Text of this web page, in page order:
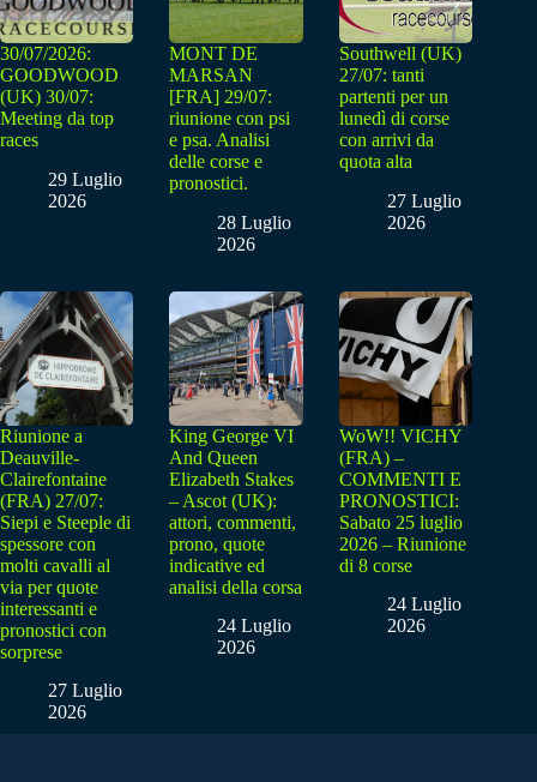
30/07/2026:
GOODWOOD
(UK) 30/07:
Meeting da top
races
29 Luglio
2026
MONT DE
MARSAN
[FRA] 29/07:
riunione con psi
e psa. Analisi
delle corse e
pronostici.
28 Luglio
2026
Southwell (UK)
27/07: tanti
partenti per un
lunedì di corse
con arrivi da
quota alta
27 Luglio
2026
Riunione a
Deauville-
Clairefontaine
(FRA) 27/07:
Siepi e Steeple di
spessore con
molti cavalli al
via per quote
interessanti e
pronostici con
sorprese
27 Luglio
2026
King George VI
And Queen
Elizabeth Stakes
– Ascot (UK):
attori, commenti,
prono, quote
indicative ed
analisi della corsa
24 Luglio
2026
WoW!! VICHY
(FRA) –
COMMENTI E
PRONOSTICI:
Sabato 25 luglio
2026 – Riunione
di 8 corse
24 Luglio
2026